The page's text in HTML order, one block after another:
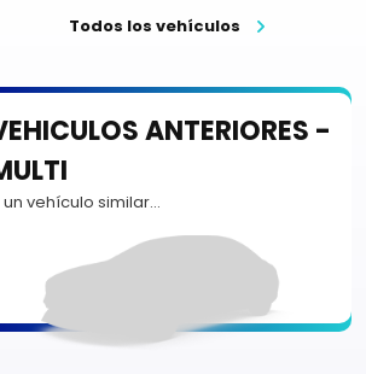
Todos los vehículos
ANTERIORES -
un vehículo similar…